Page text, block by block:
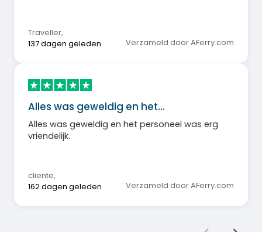
Traveller,
137 dagen geleden
Verzameld door AFerry.com
Alles was geweldig en het…
Alles was geweldig en het personeel was erg
vriendelijk.
cliente,
162 dagen geleden
Verzameld door AFerry.com